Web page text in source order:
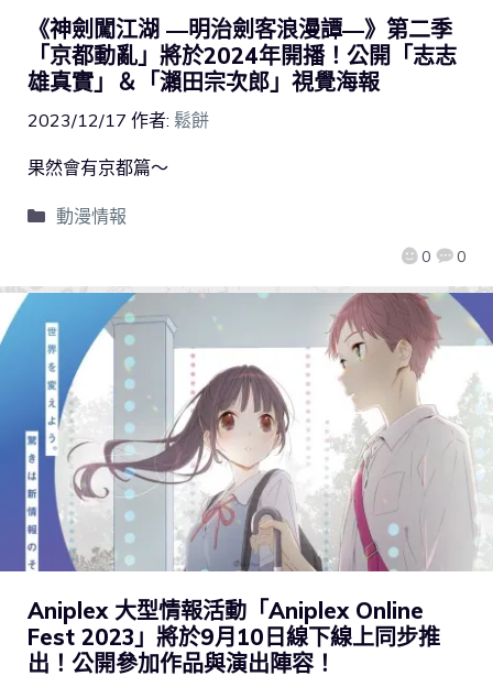
《神劍闖江湖 ―明治劍客浪漫譚―》第二季
「京都動亂」將於2024年開播！公開「志志
雄真實」＆「瀨田宗次郎」視覺海報
2023/12/17 作者: 鬆餅
0 0
果然會有京都篇～
動漫情報
Aniplex 大型情報活動「Aniplex Online
Fest 2023」將於9月10日線下線上同步推
出！公開參加作品與演出陣容！